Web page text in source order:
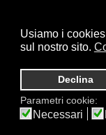
Usiamo i
sul nostro sito.
Declina
Parametri cookie:
Necessari